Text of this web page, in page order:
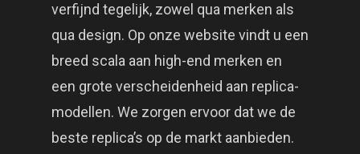
verfijnd tegelijk, zowel qua merken als
qua design. Op onze website vindt u een
breed scala aan high-end merken en
een grote verscheidenheid aan replica-
modellen. We zorgen ervoor dat we de
beste replica’s op de markt aanbieden.